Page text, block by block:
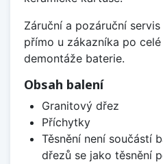
Záruční a pozáruční
přímo u zákazníka po
demontáže baterie.
Obsah balení
Granitový dřez
Příchytky
Těsnění není součástí
dřezů se jako těsnění